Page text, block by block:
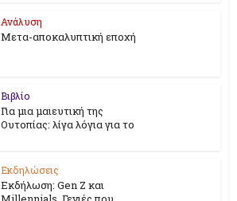
Ανάλυση
Μετα-αποκαλυπτική εποχή
Βιβλίο
Για μια μαιευτική της
Ουτοπίας: λίγα λόγια για το
Εκδηλώσεις
Εκδήλωση: Gen Z και